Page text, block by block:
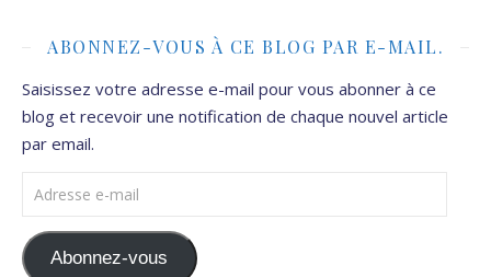
ABONNEZ-VOUS À CE BLOG PAR E-MAIL.
Saisissez votre adresse e-mail pour vous abonner à ce
blog et recevoir une notification de chaque nouvel article
par email.
Adresse e-mail
Abonnez-vous